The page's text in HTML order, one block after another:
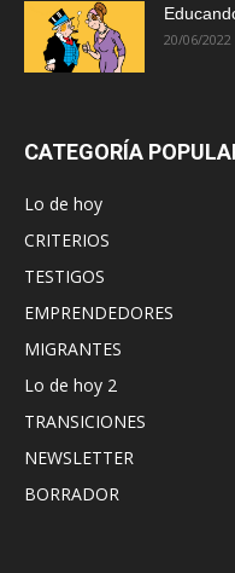
20/06/2022
CATEGORÍA
Lo de hoy
CRITERIOS
TESTIGOS
EMPRENDEDORES
MIGRANTES
Lo de hoy 2
TRANSICIONES
NEWSLETTER
BORRADOR